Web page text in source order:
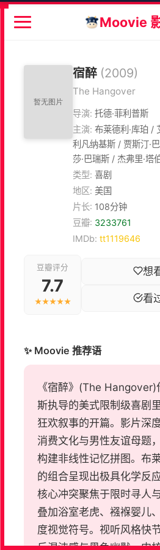
Moovie
宿醉 (2009)
The Hangover
导演: 托德·菲利普斯
主演: 布莱德利·库珀 /
利凡纳基斯 / 贾斯汀·
莎·巴瑞斯 / 杰弗里·塔
类型: 喜剧
地区: 美国
片长: 108分钟
豆瓣: 3233761
IMDb: tt1119646
豆瓣评分
7.7
★★★★★
想
看
✨ Moovie 推荐语
《宿醉》(The Hangover)
斯执导的美式限制级喜剧
狂欢叙事的开篇。影片深
消费文化与男性友谊母题
构建非线性记忆拼图。布
的组合呈现出极具化学反
核心冲突聚焦于限时寻人
叠加浴室老虎、襁褓婴儿
度视觉符号。视听风格快
斥混沌感与黑色幽默。内